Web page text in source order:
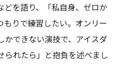
どを語り、「私自身、ゼロか
もりで練習したい。オンリー
かできない演技で、アイスダ
られたら」と抱負を述べまし